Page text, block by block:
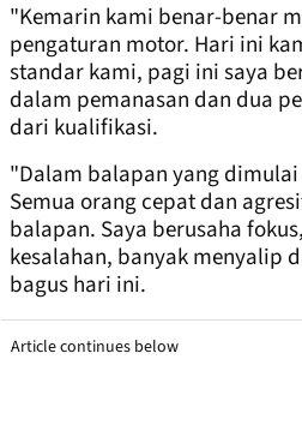
"Kemarin kami benar-benar
pengaturan motor. Hari ini
standar kami, pagi ini saya
dalam pemanasan dan dua
dari kualifikasi.
"Dalam balapan yang
Semua orang cepat dan
balapan. Saya berusaha
kesalahan, banyak menyalip
bagus hari ini.
Article continues below